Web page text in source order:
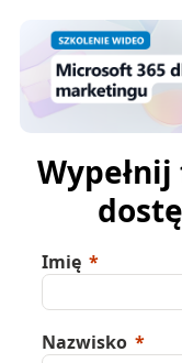
Imię
Nazwisko